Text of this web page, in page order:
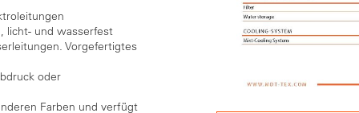
licht- und wasserfest
Vorgefertigtes
oder
Farben und verfügt